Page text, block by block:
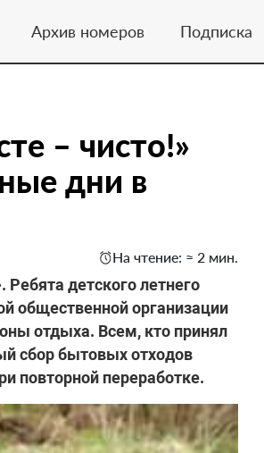
Архив номеров Подписка
– чисто!»
дни в
На чтение: ≈ 2 мин.
Ребята детского летнего
общественной организации
отдыха. Всем, кто принял
сбор бытовых отходов
повторной переработке.